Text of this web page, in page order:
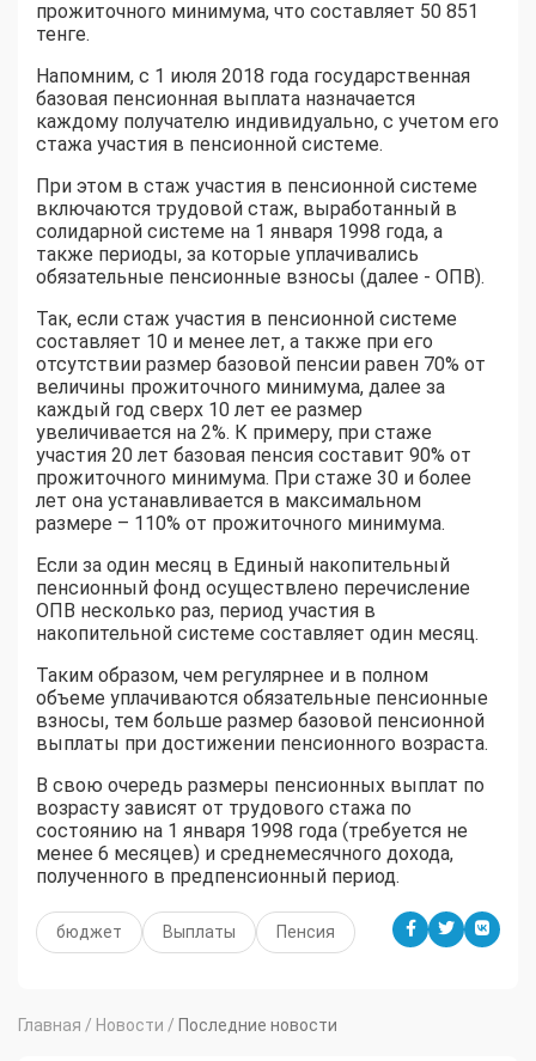
прожиточного минимума, что составляет 50 851
тенге.
Напомним, с 1 июля 2018 года государственная
базовая пенсионная выплата назначается
каждому получателю индивидуально, с учетом его
стажа участия в пенсионной системе.
При этом в стаж участия в пенсионной системе
включаются трудовой стаж, выработанный в
солидарной системе на 1 января 1998 года, а
также периоды, за которые уплачивались
обязательные пенсионные взносы (далее - ОПВ).
Так, если стаж участия в пенсионной системе
составляет 10 и менее лет, а также при его
отсутствии размер базовой пенсии равен 70% от
величины прожиточного минимума, далее за
каждый год сверх 10 лет ее размер
увеличивается на 2%. К примеру, при стаже
участия 20 лет базовая пенсия составит 90% от
прожиточного минимума. При стаже 30 и более
лет она устанавливается в максимальном
размере – 110% от прожиточного минимума.
Если за один месяц в Единый накопительный
пенсионный фонд осуществлено перечисление
ОПВ несколько раз, период участия в
накопительной системе составляет один месяц.
Таким образом, чем регулярнее и в полном
объеме уплачиваются обязательные пенсионные
взносы, тем больше размер базовой пенсионной
выплаты при достижении пенсионного возраста.
В свою очередь размеры пенсионных выплат по
возрасту зависят от трудового стажа по
состоянию на 1 января 1998 года (требуется не
менее 6 месяцев) и среднемесячного дохода,
полученного в предпенсионный период.
бюджет Выплаты Пенсия
Главная / Новости / Последние новости